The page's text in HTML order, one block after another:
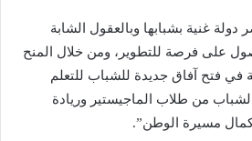
غنية بشبابها وبالعقول الشابة
على فرصة للتطوير، ومن خلال المنح
فتح آفاق جديدة للشباب للتعلم
من طلاب الماجيستير وريادة
مسيرة الوطن”.